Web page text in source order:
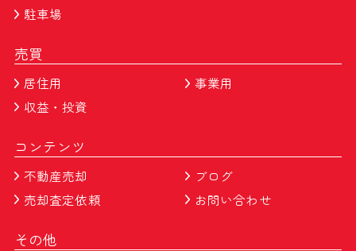
駐車場
売買
居住用
事業用
収益・投資
コンテンツ
不動産売却
ブログ
売却査定依頼
お問い合わせ
その他